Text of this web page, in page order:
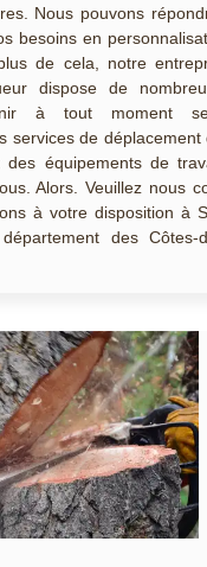
Nous pouvons
besoins en
de cela, notre
dispose de
à tout moment
services de déplacement
des équipements de
Alors. Veuillez nous
à votre disposition à
des Côtes-